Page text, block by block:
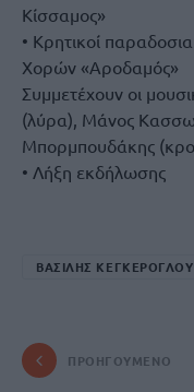
Κίσσαμος»
• Κρητικοί
Χορών «Αροδαμός»
Συμμετέχουν οι
(λύρα), Μάνος
Μπορμπουδάκης
• Λήξη εκδήλωσης
ΒΑΣΙΛΗΣ ΚΕΓΚΕΡΟΓΛΟΥ
ΠΡΟΗΓΟΎΜΕΝΟ